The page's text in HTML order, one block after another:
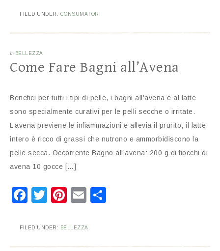
FILED UNDER: CONSUMATORI
in BELLEZZA
Come Fare Bagni all’Avena
Benefici per tutti i tipi di pelle, i bagni all’avena e al latte
sono specialmente curativi per le pelli secche o irritate.
L’avena previene le infiammazioni e allevia il prurito; il latte
intero è ricco di grassi che nutrono e ammorbidiscono la
pelle secca. Occorrente Bagno all’avena: 200 g di fiocchi di
avena 10 gocce […]
Facebook
Twitter
Pinterest
Email
FILED UNDER: BELLEZZA